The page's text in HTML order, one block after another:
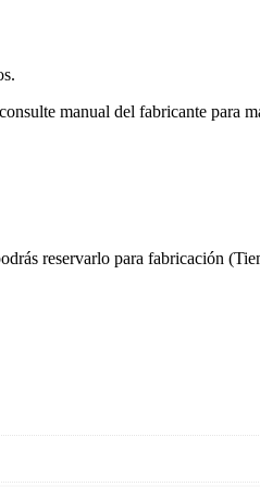
manual del fabricante para
reservarlo para fabricación